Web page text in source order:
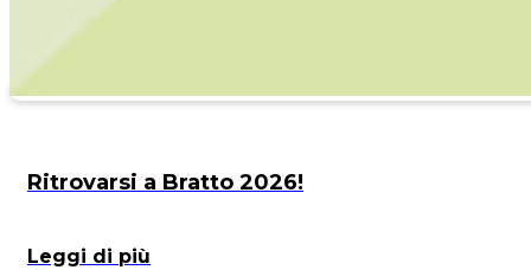
Ritrovarsi a Bratto 2026!
Leggi di più